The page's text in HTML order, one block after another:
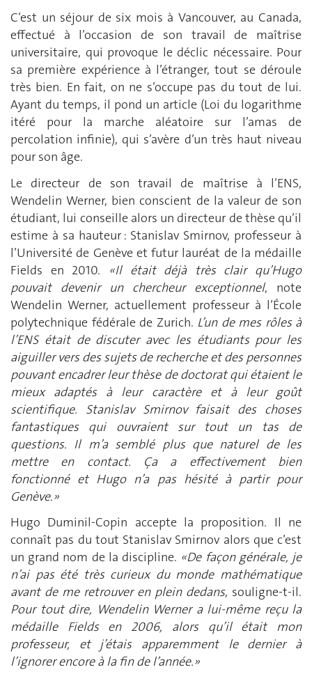
C’est un séjour de six mois à Vancouver, au Canada,
effectué à l’occasion de son travail de maîtrise
universitaire, qui provoque le déclic nécessaire. Pour
sa première expérience à l’étranger, tout se déroule
très bien. En fait, on ne s’occupe pas du tout de lui.
Ayant du temps, il pond un article (Loi du logarithme
itéré pour la marche aléatoire sur l’amas de
percolation infinie), qui s’avère d’un très haut niveau
pour son âge.
Le directeur de son travail de maîtrise à l’ENS,
Wendelin Werner, bien conscient de la valeur de son
étudiant, lui conseille alors un directeur de thèse qu’il
estime à sa hauteur : Stanislav Smirnov, professeur à
l’Université de Genève et futur lauréat de la médaille
Fields en 2010. «Il était déjà très clair qu’Hugo
pouvait devenir un chercheur exceptionnel, note
Wendelin Werner, actuellement professeur à l’École
polytechnique fédérale de Zurich. L’un de mes rôles à
l’ENS était de discuter avec les étudiants pour les
aiguiller vers des sujets de recherche et des personnes
pouvant encadrer leur thèse de doctorat qui étaient le
mieux adaptés à leur caractère et à leur goût
scientifique. Stanislav Smirnov faisait des choses
fantastiques qui ouvraient sur tout un tas de
questions. Il m’a semblé plus que naturel de les
mettre en contact. Ça a effectivement bien
fonctionné et Hugo n’a pas hésité à partir pour
Genève.»
Hugo Duminil-Copin accepte la proposition. Il ne
connaît pas du tout Stanislav Smirnov alors que c’est
un grand nom de la discipline. «De façon générale, je
n’ai pas été très curieux du monde mathématique
avant de me retrouver en plein dedans, souligne-t-il.
Pour tout dire, Wendelin Werner a lui-même reçu la
médaille Fields en 2006, alors qu’il était mon
professeur, et j’étais apparemment le dernier à
l’ignorer encore à la fin de l’année.»